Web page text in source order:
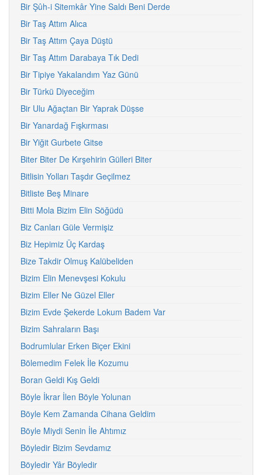
Bir Şûh-i Sitemkâr Yine Saldı Beni Derde
Bir Taş Attım Alıca
Bir Taş Attım Çaya Düştü
Bir Taş Attım Darabaya Tık Dedi
Bir Tipiye Yakalandım Yaz Günü
Bir Türkü Diyeceğim
Bir Ulu Ağaçtan Bir Yaprak Düşse
Bir Yanardağ Fışkırması
Bir Yiğit Gurbete Gitse
Biter Biter De Kırşehirin Gülleri Biter
Bitlisin Yolları Taşdır Geçilmez
Bitliste Beş Minare
Bitti Mola Bizim Elin Söğüdü
Biz Canları Güle Vermişiz
Biz Hepimiz Üç Kardaş
Bize Takdir Olmuş Kalübeliden
Bizim Elin Menevşesi Kokulu
Bizim Eller Ne Güzel Eller
Bizim Evde Şekerde Lokum Badem Var
Bizim Sahraların Başı
Bodrumlular Erken Biçer Ekini
Bölemedim Felek İle Kozumu
Boran Geldi Kış Geldi
Böyle İkrar İlen Böyle Yolunan
Böyle Kem Zamanda Cihana Geldim
Böyle Miydi Senin İle Ahtımız
Böyledir Bizim Sevdamız
Böyledir Yâr Böyledir